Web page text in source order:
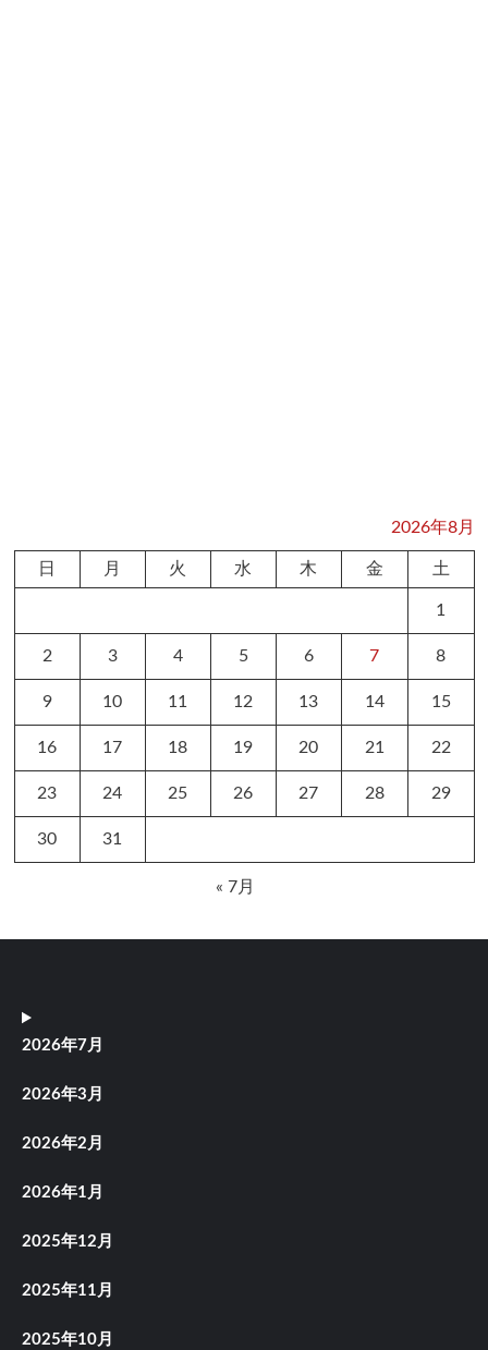
2026年8月
日 月 火 水 木 金 土
1
2 3 4 5 6 7 8
9 10 11 12 13 14 15
16 17 18 19 20 21 22
23 24 25 26 27 28 29
30 31
« 7月
2026年7月
2026年3月
2026年2月
2026年1月
2025年12月
2025年11月
2025年10月